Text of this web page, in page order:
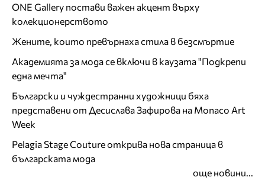
ONE Gallery постави важен акцент върху
колекционерството
Жените, които превърнаха стила в безсмъртие
Академията за мода се включи в каузата "Подкрепи
една мечта"
Български и чуждестранни художници бяха
представени от Десислава Зафирова на Monaco Art
Week
Pelagia Stage Couture открива нова страница в
българската мода
още новини...